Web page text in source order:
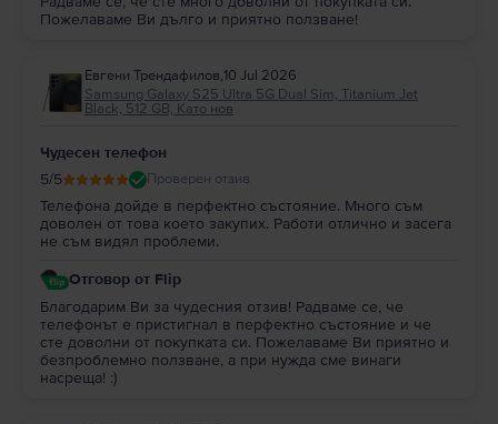
Пожелаваме Ви дълго и приятно ползване!
Евгени Трендафилов,10 Jul 2026
Samsung Galaxy S25 Ultra 5G Dual Sim, Titanium Jet
Black, 512 GB, Като нов
Чудесен телефон
5/5 Проверен отзив
Телефона дойде в перфектно състояние. Много съм
доволен от това което закупих. Работи отлично и засега
не съм видял проблеми.
Отговор от Flip
Благодарим Ви за чудесния отзив! Радваме се, че
телефонът е пристигнал в перфектно състояние и че
сте доволни от покупката си. Пожелаваме Ви приятно и
безпроблемно ползване, а при нужда сме винаги
насреща! :)